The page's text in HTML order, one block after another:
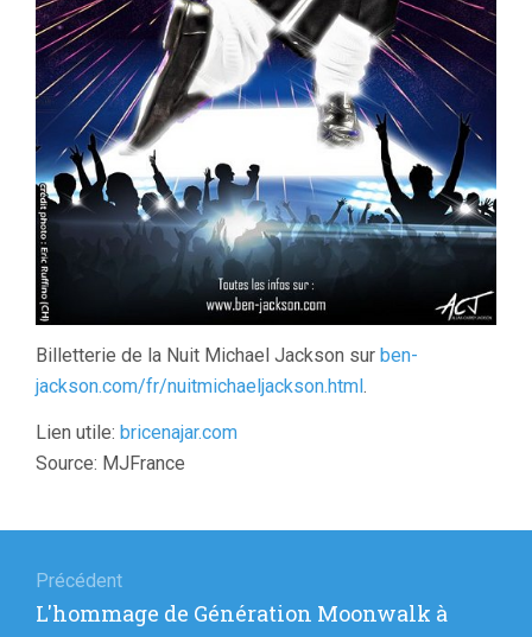
Billetterie de la Nuit Michael Jackson sur ben-
jackson.com/fr/nuitmichaeljackson.html .
Lien utile: bricenajar.com
Source: MJFrance
dePrécédent
Article
L'hommage de Génération Moonwalk à